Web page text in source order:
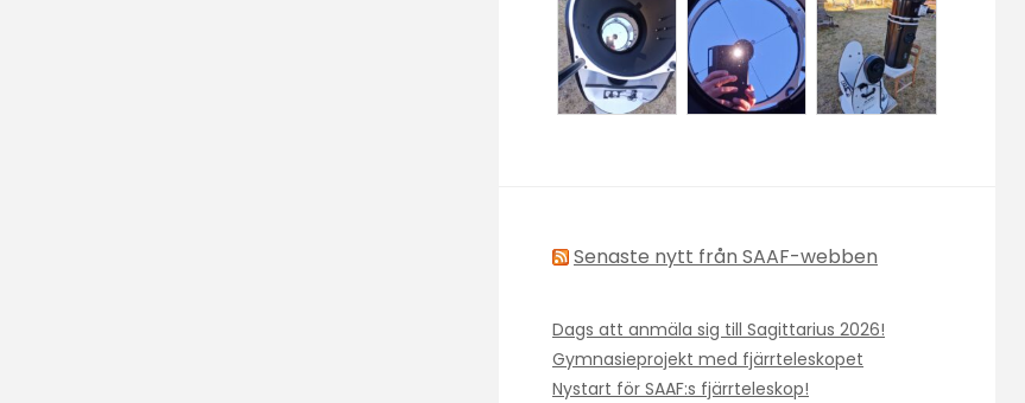
Senaste nytt från SAAF-webben
Dags att anmäla sig till Sagittarius 2026!
Gymnasieprojekt med fjärrteleskopet
Nystart för SAAF:s fjärrteleskop!